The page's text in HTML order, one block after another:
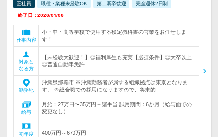
正社員 職種・業種未経験OK 第二新卒歓迎 完全週休2日制
終了日：2026/04/06
仕事内容
小・中・高等学校で使用する検定教科書の営業をお任せしま
す！
対象と
なる方
【未経験大歓迎！】◎福利厚生も充実【必須条件】◎大卒以上
◎普通自動車免許
勤務地
沖縄県那覇市 ※沖縄勤務者が属する組織拠点は東京となりま
す。 ※総合職での採用になりますので、将来的…
給与
月給：27万円〜35万円＋諸手当 試用期間：6か月（給与面での
変更なし）
初年度
400万円～670万円